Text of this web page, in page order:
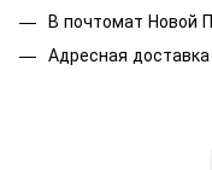
В почтомат Новой
Адресная